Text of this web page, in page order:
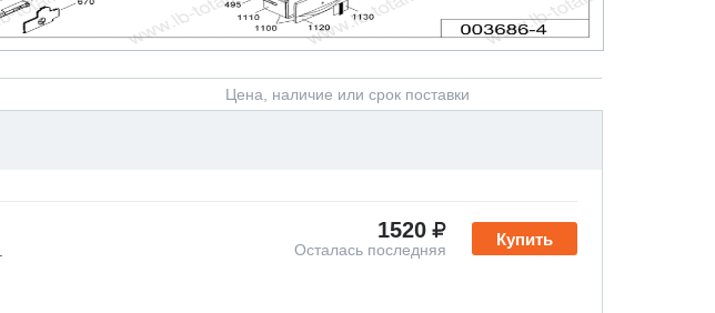
Цена, наличие или срок поставки
Купить
1520
Осталась последняя